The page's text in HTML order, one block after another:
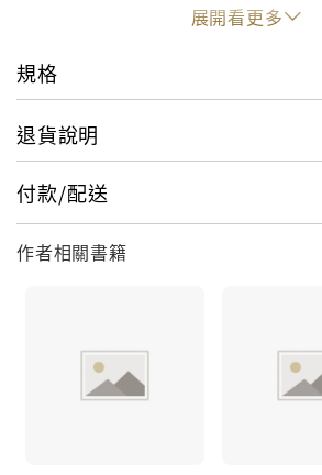
展開看更多
規格
退貨說明
付款/配送
作者相關書籍